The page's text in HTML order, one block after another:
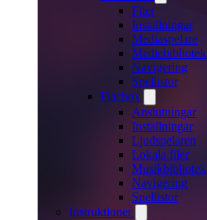
Filer
Inställningar
Mediaspelare
Mediebibliotek
Navigering
Spellistor
Flacbox
Anslutningar
Inställningar
Ljudspelaren
Lokala filer
Musikbibliotek
Navigering
Spellistor
Instruktioner